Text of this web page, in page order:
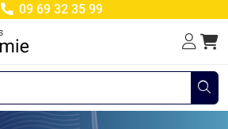
09 69 32 35 99